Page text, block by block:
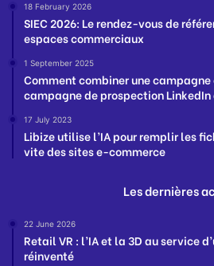
18 February 2026
SIEC 2026: Le rendez-vous de
espaces commerciaux
1 September 2025
Comment combiner une
campagne de prospection
17 July 2023
Libize utilise l’IA pour remplir les
vite des sites e-commerce
Les dernières
22 June 2026
Retail VR : l’IA et la 3D au service
réinventé